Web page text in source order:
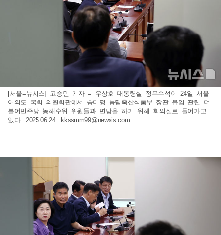
[서울=뉴시스] 고승민 기자 = 우상호 대통령실 정무수석이 24일 서울
여의도 국회 의원회관에서 송미령 농림축산식품부 장관 유임 관련 더
불어민주당 농해수위 위원들과 면담을 하기 위해 회의실로 들어가고
있다. 2025.06.24.
kkssmm99@newsis.com